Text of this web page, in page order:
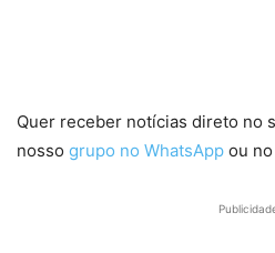
Quer receber notícias direto no
nosso grupo no WhatsApp ou no